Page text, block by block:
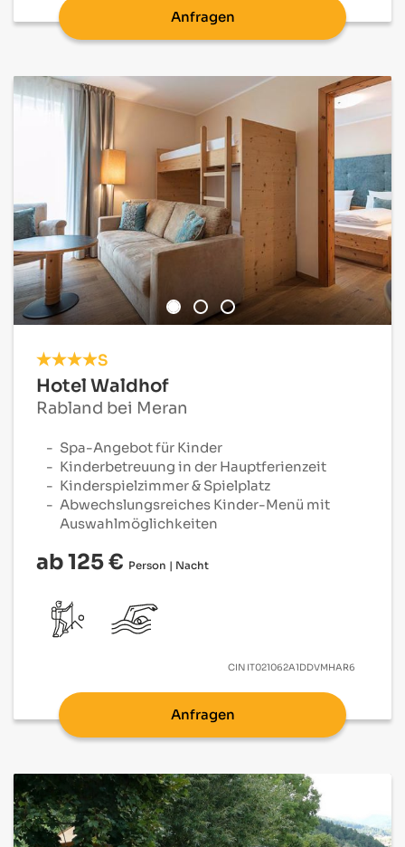
Anfragen
S
Hotel Waldhof
Rabland bei Meran
Spa-Angebot für Kinder
Kinderbetreuung in der Hauptferienzeit
Kinderspielzimmer & Spielplatz
Abwechslungsreiches Kinder-Menü mit
Auswahlmöglichkeiten
ab 125 € Person | Nacht
CIN IT021062A1DDVMHAR6
Anfragen